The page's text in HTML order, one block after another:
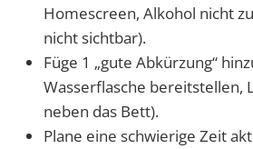
Homescreen, Alkohol nicht
nicht sichtbar).
Füge 1 „gute Abkürzung“
Wasserflasche bereitstellen,
neben das Bett).
Plane eine schwierige Zeit